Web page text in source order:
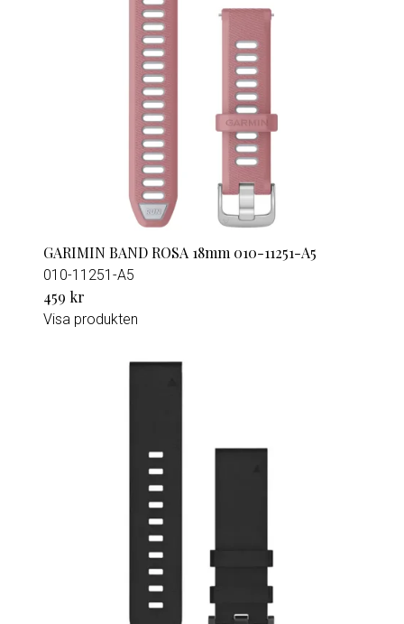
GARIMIN BAND ROSA 18mm 010-11251-A5
010-11251-A5
459 kr
Visa produkten